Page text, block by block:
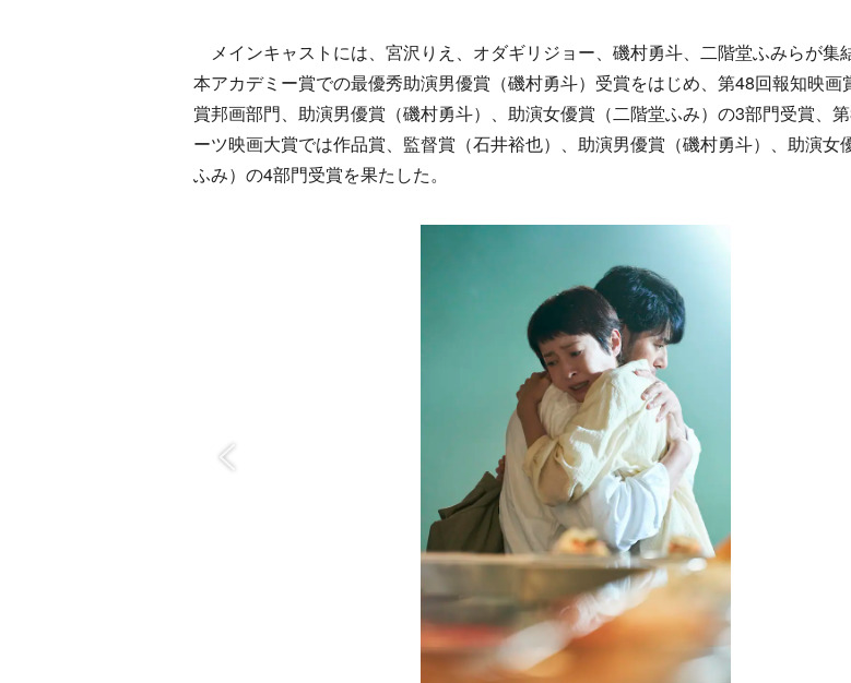
メインキャストには、宮沢りえ、オダギリジョー、磯村勇斗、二階堂ふみらが集
本アカデミー賞での最優秀助演男優賞（磯村勇斗）受賞をはじめ、第48回報知映画
賞邦画部門、助演男優賞（磯村勇斗）、助演女優賞（二階堂ふみ）の3部門受賞、
ーツ映画大賞では作品賞、監督賞（石井裕也）、助演男優賞（磯村勇斗）、助演女
ふみ）の4部門受賞を果たした。